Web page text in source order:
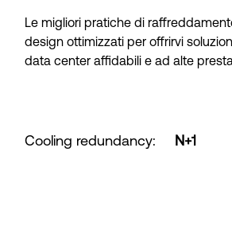
Le migliori pratiche di
design ottimizzati per offrirvi
data center affidabili e ad alte
Cooling redundancy: N+1